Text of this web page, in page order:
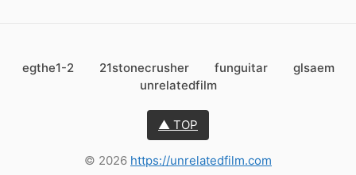
egthe1-2 21stonecrusher funguitar
glsaem
unrelatedfilm
▲ TOP
© 2026 https://unrelatedfilm.com